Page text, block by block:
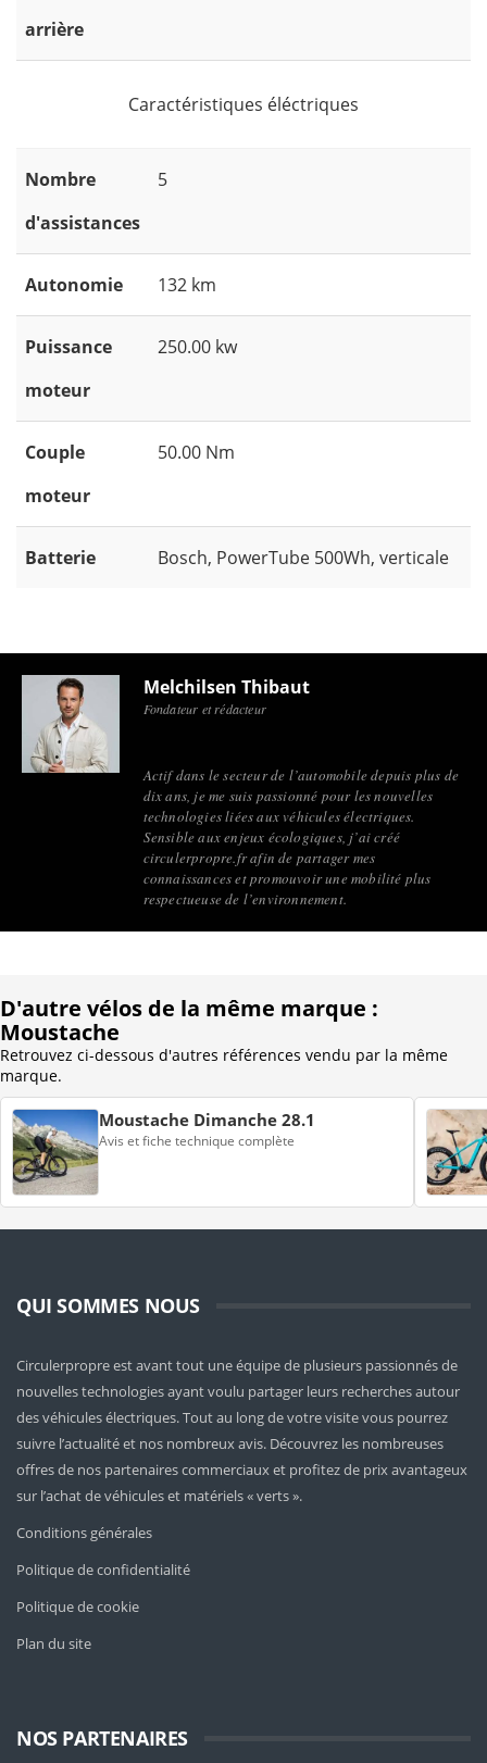
arrière
Caractéristiques éléctriques
Nombre
d'assistances
5
Autonomie 132 km
Puissance
moteur
250.00 kw
Couple
moteur
50.00 Nm
Batterie Bosch, PowerTube 500Wh, verticale
Melchilsen Thibaut
Fondateur et rédacteur
Actif dans le secteur de l’automobile depuis plus de
dix ans, je me suis passionné pour les nouvelles
technologies liées aux véhicules électriques.
Sensible aux enjeux écologiques, j’ai créé
circulerpropre.fr afin de partager mes
connaissances et promouvoir une mobilité plus
respectueuse de l’environnement.
D'autre vélos de la même marque :
Moustache
Retrouvez ci-dessous d'autres références vendu par la même
marque.
Moustache Dimanche 28.1
Avis et fiche technique complète
QUI SOMMES NOUS
Circulerpropre est avant tout une équipe de plusieurs passionnés de
nouvelles technologies ayant voulu partager leurs recherches autour
des véhicules électriques. Tout au long de votre visite vous pourrez
suivre l’actualité et nos nombreux avis. Découvrez les nombreuses
offres de nos partenaires commerciaux et profitez de prix avantageux
sur l’achat de véhicules et matériels « verts ».
Conditions générales
Politique de confidentialité
Politique de cookie
Plan du site
NOS PARTENAIRES